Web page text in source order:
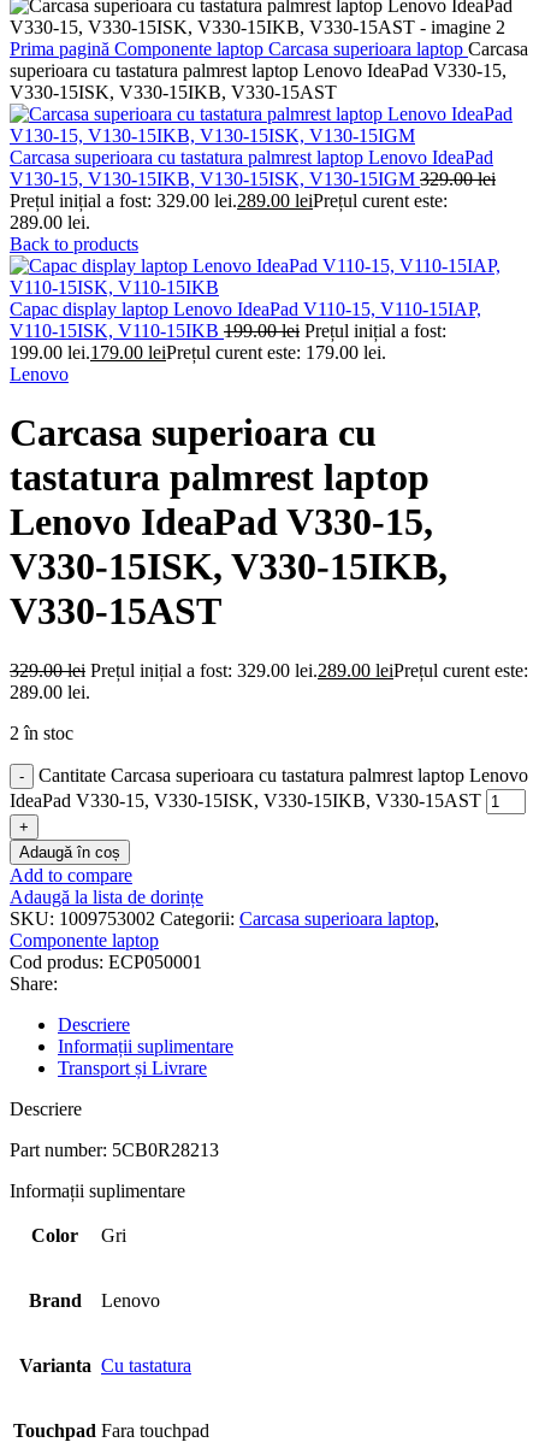
Prima pagină Componente laptop Carcasa superioara laptop Carcasa
superioara cu tastatura palmrest laptop Lenovo IdeaPad V330-15,
V330-15ISK, V330-15IKB, V330-15AST
Carcasa superioara cu tastatura palmrest laptop Lenovo IdeaPad
V130-15, V130-15IKB, V130-15ISK, V130-15IGM 329.00lei
Prețul inițial a fost: 329.00 lei.289.00 leiPrețul curent este:
289.00 lei.
Back to products
Capac display laptop Lenovo IdeaPad V110-15, V110-15IAP,
V110-15ISK, V110-15IKB 199.00lei Prețul inițial a fost:
199.00 lei.179.00 leiPrețul curent este: 179.00 lei.
Lenovo
Carcasa superioara cu
tastatura palmrest laptop
Lenovo IdeaPad V330-15,
V330-15ISK, V330-15IKB,
V330-15AST
329.00lei Prețul inițial a fost: 329.00 lei.289.00 leiPrețul curent este:
289.00 lei.
2 în stoc
Cantitate Carcasa superioara cu tastatura palmrest laptop Lenovo
IdeaPad V330-15, V330-15ISK, V330-15IKB, V330-15AST
Adaugă în coș
Add to compare
Adaugă la lista de dorințe
SKU: 1009753002 Categorii: Carcasa superioara laptop,
Componente laptop
Cod produs: ECP050001
Share:
Descriere
Informații suplimentare
Transport și Livrare
Descriere
Part number: 5CB0R28213
Informații suplimentare
Color Gri
Brand Lenovo
Varianta Cu tastatura
Touchpad Fara touchpad